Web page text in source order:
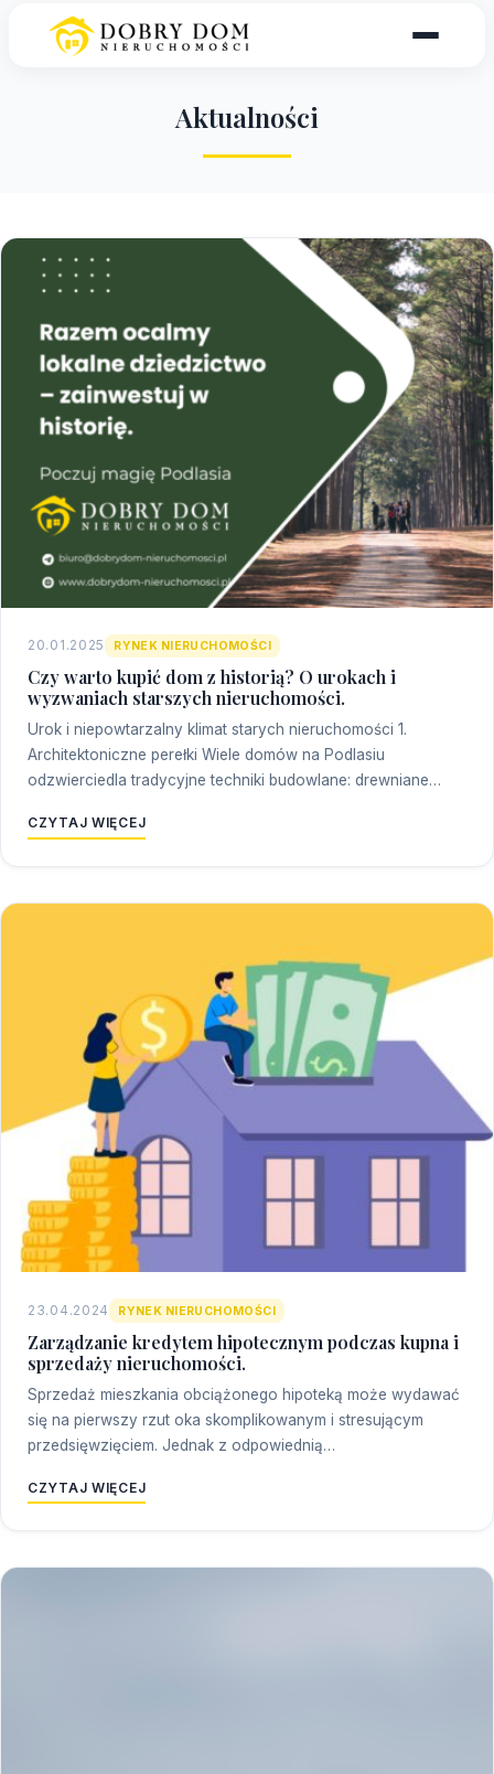
Aktualności
20.01.2025 RYNEK NIERUCHOMOŚCI
Czy warto kupić dom z historią? O urokach i
wyzwaniach starszych nieruchomości.
Urok i niepowtarzalny klimat starych nieruchomości 1.
Architektoniczne perełki Wiele domów na Podlasiu
odzwierciedla tradycyjne techniki budowlane: drewniane…
CZYTAJ WIĘCEJ
23.04.2024 RYNEK NIERUCHOMOŚCI
Zarządzanie kredytem hipotecznym podczas kupna i
sprzedaży nieruchomości.
Sprzedaż mieszkania obciążonego hipoteką może wydawać
się na pierwszy rzut oka skomplikowanym i stresującym
przedsięwzięciem. Jednak z odpowiednią…
CZYTAJ WIĘCEJ